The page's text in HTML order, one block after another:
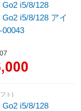
i5/8/128
i5/8/128 アイ
ト)
i5/8/128